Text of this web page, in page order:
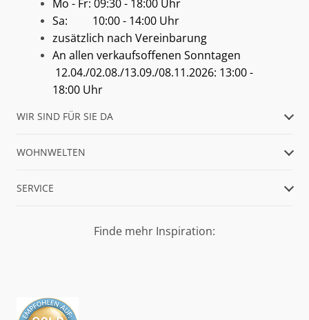
Mo - Fr: 09:30 - 18:00 Uhr
Sa: 10:00 - 14:00 Uhr
zusätzlich nach Vereinbarung
An allen verkaufsoffenen Sonntagen
12.04./02.08./13.09./08.11.2026: 13:00 -
18:00 Uhr
WIR SIND FÜR SIE DA
WOHNWELTEN
SERVICE
Finde mehr Inspiration: